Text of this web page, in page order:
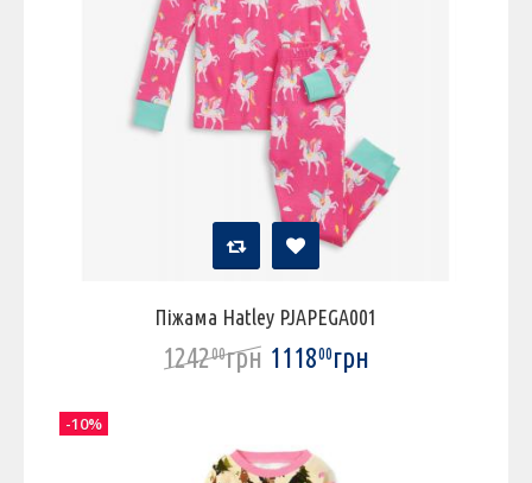
Піжама Hatley PJAPEGA001
124200грн 111800грн
-10%